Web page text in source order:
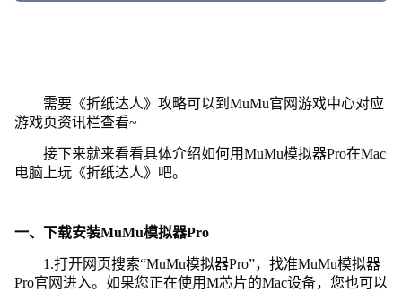
需要《折纸达人》攻略可以到MuMu官网游戏中心对应
游戏页资讯栏查看~
接下来就来看看具体介绍如何用MuMu模拟器Pro在Mac
电脑上玩《折纸达人》吧。
一、下载安装MuMu模拟器Pro
1.打开网页搜索“MuMu模拟器Pro”，找准MuMu模拟器
Pro官网进入。如果您正在使用M芯片的Mac设备，您也可以